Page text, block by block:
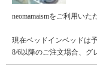
neomamaismをご利用い
現在ベッドインベッドは
8/6以降のご注文場合、グ